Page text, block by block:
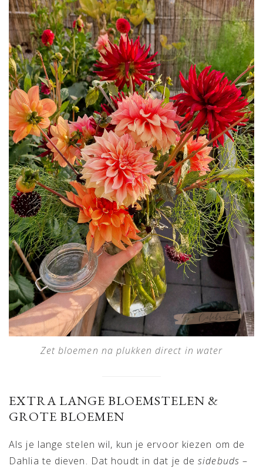
Zet bloemen na plukken direct in water
EXTRA LANGE BLOEMSTELEN &
GROTE BLOEMEN
Als je lange stelen wil, kun je ervoor kiezen om de
Dahlia te dieven. Dat houdt in dat je desidebuds–